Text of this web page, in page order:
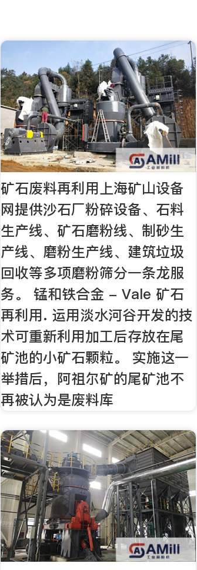
矿石废料再利用上海矿山设备
网提供沙石厂粉碎设备、石料
生产线、矿石磨粉线、制砂生
产线、磨粉生产线、建筑垃圾
回收等多项磨粉筛分一条龙服
务。 锰和铁合金 - Vale 矿石
再利用. 运用淡水河谷开发的技
术可重新利用加工后存放在尾
矿池的小矿石颗粒。 实施这一
举措后，阿祖尔矿的尾矿池不
再被认为是废料库